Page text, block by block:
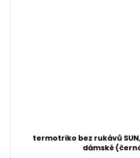
termotriko bez rukávů SUN,
dámské